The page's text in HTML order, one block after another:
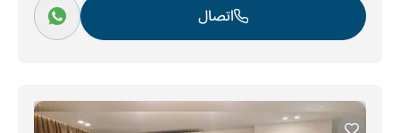
اتصال